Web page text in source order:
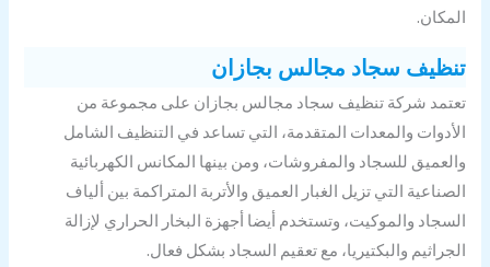
سجاد مجالس بجازان
شركة تنظيف سجاد مجالس بجازان على مجموعة من
والمعدات المتقدمة، التي تساعد في التنظيف الشامل
للسجاد والمفروشات، ومن بينها المكانس الكهربائية
التي تزيل الغبار العميق والأتربة المتراكمة بين ألياف
والموكيت، وتستخدم أيضا أجهزة البخار الحراري لإزالة
والبكتيريا، مع تعقيم السجاد بشكل فعال.